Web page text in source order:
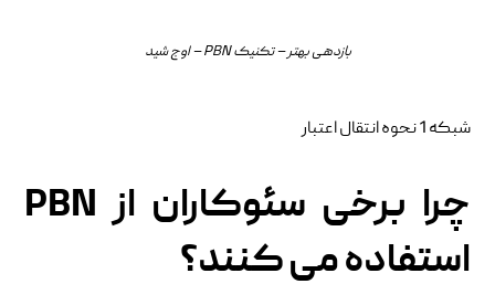
بازدهی بهتر – تکنیک PBN – اوج شید
شبکه 1 نحوه انتقال اعتبار
چرا برخی سئوکاران از PBN
استفاده می کنند؟